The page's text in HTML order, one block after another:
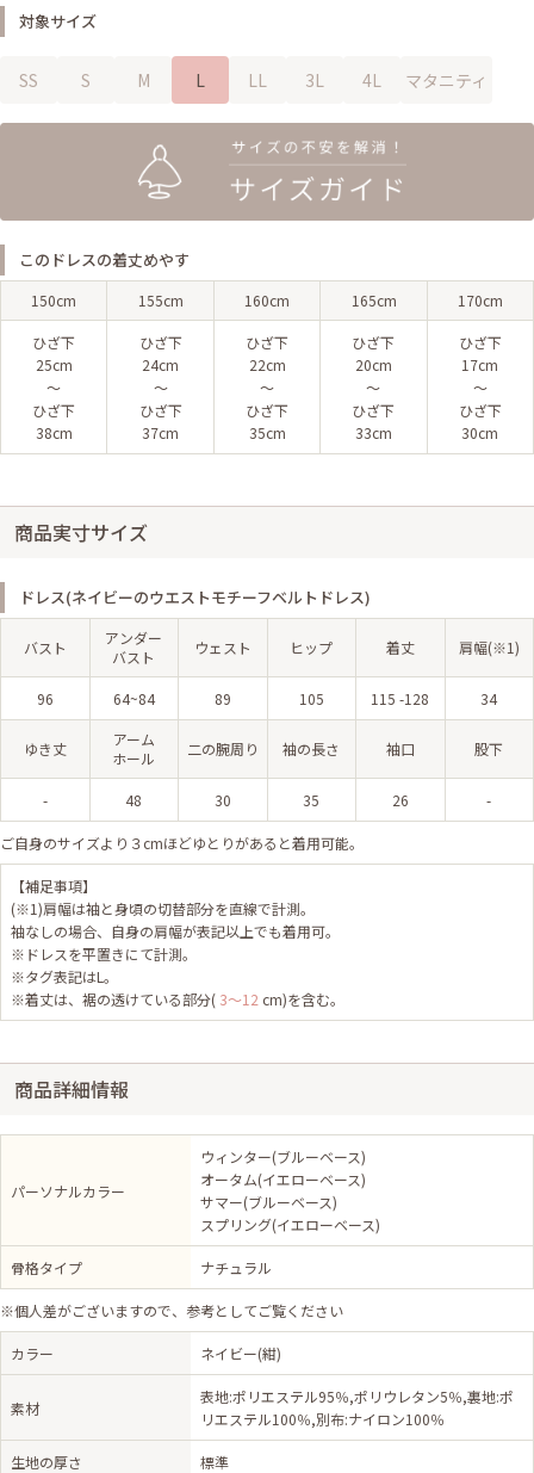
対象サイズ
SS S M L LL 3L 4L マタニティ
このドレスの着丈めやす
150cm 155cm 160cm 165cm 170cm
ひざ下
25cm
〜
ひざ下
38cm
ひざ下
24cm
〜
ひざ下
37cm
ひざ下
22cm
〜
ひざ下
35cm
ひざ下
20cm
〜
ひざ下
33cm
ひざ下
17cm
〜
ひざ下
30cm
商品実寸サイズ
ドレス(ネイビーのウエストモチーフベルトドレス)
バスト
アンダー
バスト
ウェスト ヒップ 着丈 肩幅(※1)
96 64~84 89 105 115 -128 34
ゆき丈
アーム
ホール
二の腕周り 袖の長さ 袖口 股下
- 48 30 35 26 -
ご自身のサイズより３cmほどゆとりがあると着用可能。
【補足事項】
(※1)肩幅は袖と身頃の切替部分を直線で計測。
袖なしの場合、自身の肩幅が表記以上でも着用可。
※ドレスを平置きにて計測。
※タグ表記はL。
※着丈は、裾の透けている部分( 3〜12 cm)を含む。
商品詳細情報
パーソナルカラー
ウィンター(ブルーベース)
オータム(イエローベース)
サマー(ブルーベース)
スプリング(イエローベース)
骨格タイプ ナチュラル
※個人差がございますので、参考としてご覧ください
カラー ネイビー(紺)
素材
表地:ポリエステル95％,ポリウレタン5％,裏地:ポ
リエステル100％,別布:ナイロン100％
生地の厚さ 標準